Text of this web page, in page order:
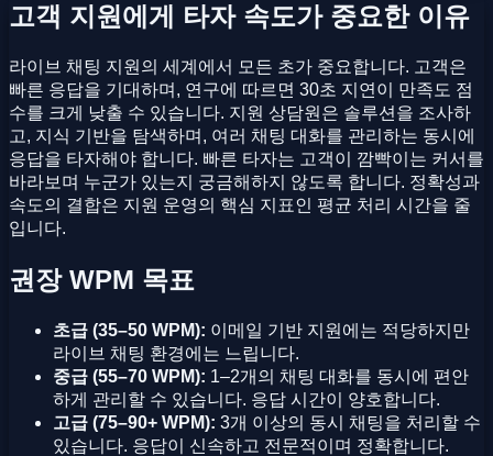
고객 지원에게 타자 속도가 중요한 이유
라이브 채팅 지원의 세계에서 모든 초가 중요합니다. 고객은
빠른 응답을 기대하며, 연구에 따르면 30초 지연이 만족도 점
수를 크게 낮출 수 있습니다. 지원 상담원은 솔루션을 조사하
고, 지식 기반을 탐색하며, 여러 채팅 대화를 관리하는 동시에
응답을 타자해야 합니다. 빠른 타자는 고객이 깜빡이는 커서를
바라보며 누군가 있는지 궁금해하지 않도록 합니다. 정확성과
속도의 결합은 지원 운영의 핵심 지표인 평균 처리 시간을 줄
입니다.
권장 WPM 목표
초급 (35–50 WPM): 이메일 기반 지원에는 적당하지만
라이브 채팅 환경에는 느립니다.
중급 (55–70 WPM): 1–2개의 채팅 대화를 동시에 편안
하게 관리할 수 있습니다. 응답 시간이 양호합니다.
고급 (75–90+ WPM): 3개 이상의 동시 채팅을 처리할 수
있습니다. 응답이 신속하고 전문적이며 정확합니다.